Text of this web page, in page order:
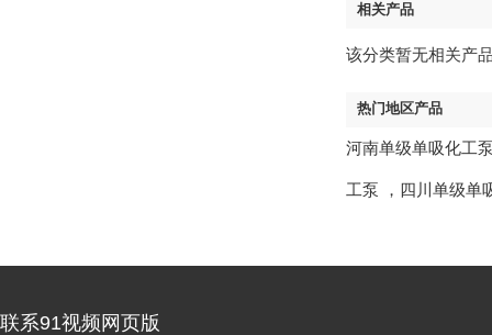
相关产品
该分类暂无相关产
热门地区产品
河南单级单吸化工
工泵 ， 四川单级单
联系91视频网页版